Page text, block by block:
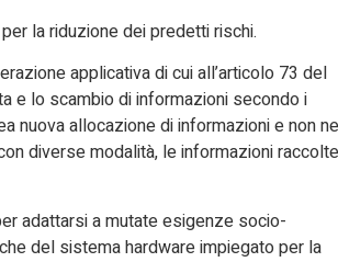
la riduzione dei predetti rischi.
applicativa di cui all’articolo 73 del
e lo scambio di informazioni secondo i
nuova allocazione di informazioni e non ne
diverse modalità, le informazioni raccolte
adattarsi a mutate esigenze socio-
del sistema hardware impiegato per la